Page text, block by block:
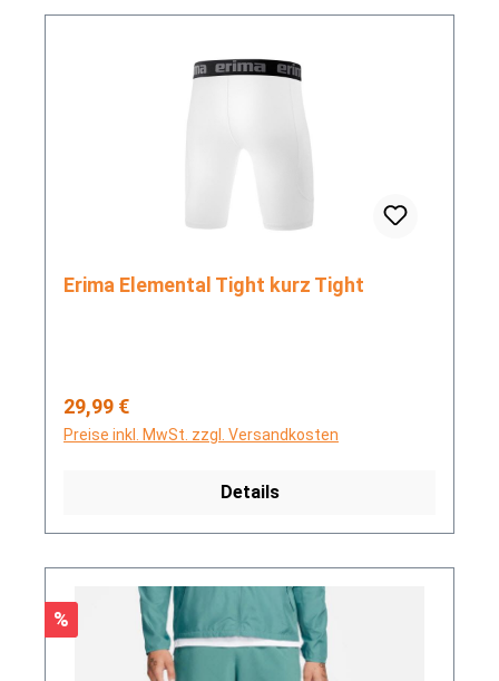
Erima Elemental Tight kurz Tight
Regulärer Preis:
29,99 €
Preise inkl. MwSt. zzgl. Versandkosten
Details
Rabatt
%